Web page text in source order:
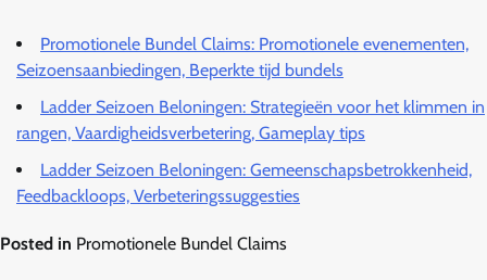
Promotionele Bundel Claims: Promotionele evenementen,
Seizoensaanbiedingen, Beperkte tijd bundels
Ladder Seizoen Beloningen: Strategieën voor het klimmen in
rangen, Vaardigheidsverbetering, Gameplay tips
Ladder Seizoen Beloningen: Gemeenschapsbetrokkenheid,
Feedbackloops, Verbeteringssuggesties
Posted in Promotionele Bundel Claims